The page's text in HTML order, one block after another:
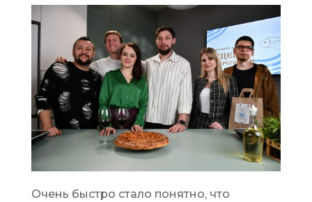
Очень быстро стало понятно, что